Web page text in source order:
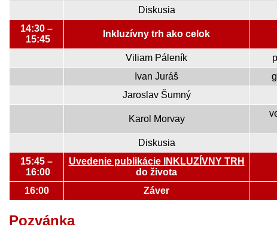
Diskusia
14:30 –
15:45
Inkluzívny trh ako celok
Viliam Páleník
Ivan Juráš
Jaroslav Šumný
Karol Morvay
Diskusia
15:45 –
16:00
Uvedenie publikácie INKLUZÍVNY TRH
do života
16:00
Záver
Pozvánka